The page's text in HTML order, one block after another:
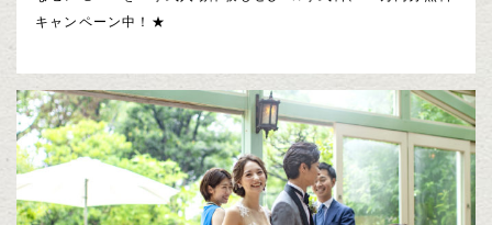
キャンペーン中！★